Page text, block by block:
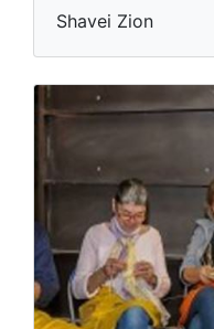
Shavei Zion